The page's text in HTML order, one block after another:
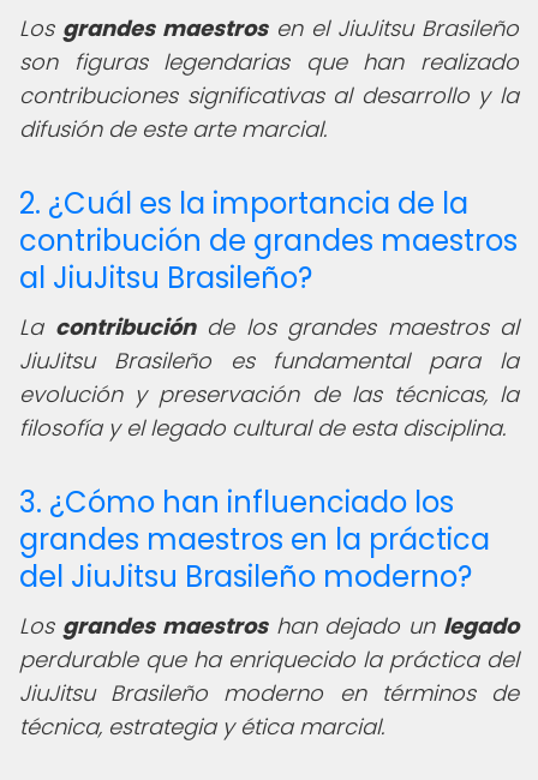
Los grandes maestrosen el JiuJitsu Brasileño
son figuras legendarias que han realizado
contribuciones significativas al desarrollo y la
difusión de este arte marcial.
2. ¿Cuál es la importancia de la
contribución de grandes maestros
al JiuJitsu Brasileño?
La contribuciónde los grandes maestros al
JiuJitsu Brasileño es fundamental para la
evolución y preservación de las técnicas, la
filosofía y el legado cultural de esta disciplina.
3. ¿Cómo han influenciado los
grandes maestros en la práctica
del JiuJitsu Brasileño moderno?
Los grandes maestroshan dejado un legado
perdurable que ha enriquecido la práctica del
JiuJitsu Brasileño moderno en términos de
técnica, estrategia y ética marcial.